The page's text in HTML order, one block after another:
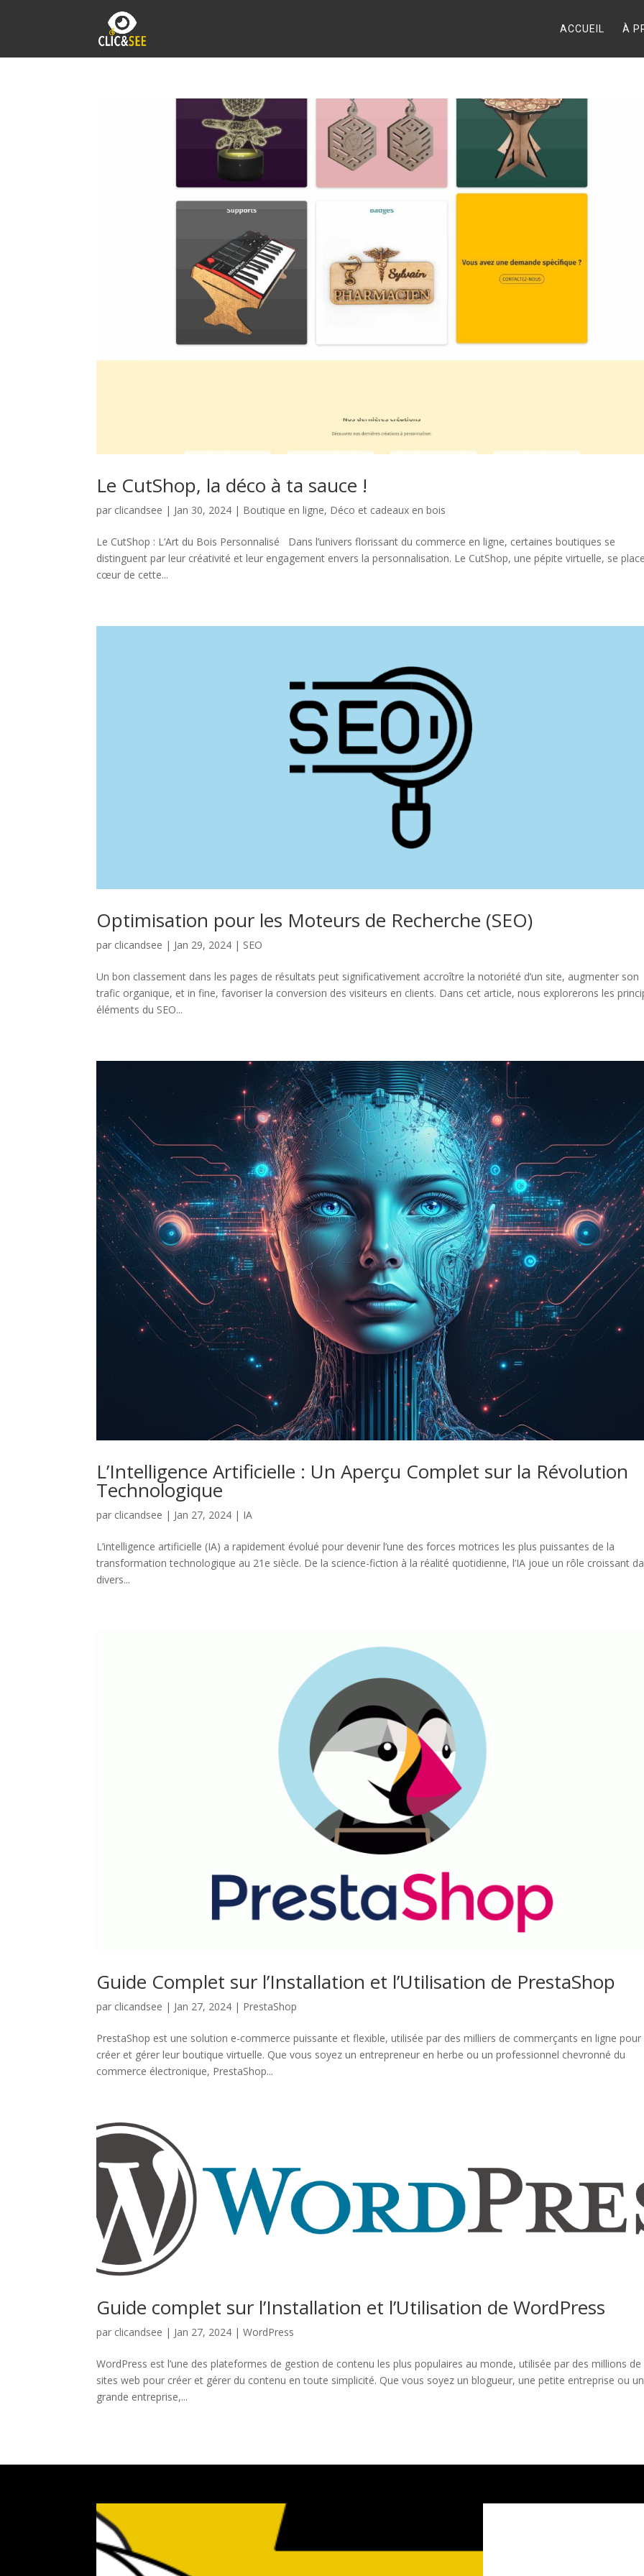
ACCUEIL À
Le CutShop, la déco à ta sauce !
par clicandsee | Jan 30, 2024 | Boutique en ligne, Déco et cadeaux en bois
Le CutShop : L’Art du Bois Personnalisé Dans l’univers florissant du commerce en ligne, certaines boutiques se
distinguent par leur créativité et leur engagement envers la personnalisation. Le CutShop, une pépite virtuelle, se
cœur de cette...
Optimisation pour les Moteurs de Recherche (SEO)
par clicandsee | Jan 29, 2024 | SEO
Un bon classement dans les pages de résultats peut significativement accroître la notoriété d’un site, augmenter son
trafic organique, et in fine, favoriser la conversion des visiteurs en clients. Dans cet article, nous explorerons les
éléments du SEO...
L’Intelligence Artificielle : Un Aperçu Complet sur la Révolution
Technologique
par clicandsee | Jan 27, 2024 | IA
L’intelligence artificielle (IA) a rapidement évolué pour devenir l’une des forces motrices les plus puissantes de la
transformation technologique au 21e siècle. De la science-fiction à la réalité quotidienne, l’IA joue un rôle croissant
divers...
Guide Complet sur l’Installation et l’Utilisation de PrestaShop
par clicandsee | Jan 27, 2024 | PrestaShop
PrestaShop est une solution e-commerce puissante et flexible, utilisée par des milliers de commerçants en ligne pour
créer et gérer leur boutique virtuelle. Que vous soyez un entrepreneur en herbe ou un professionnel chevronné du
commerce électronique, PrestaShop...
Guide complet sur l’Installation et l’Utilisation de WordPress
par clicandsee | Jan 27, 2024 |WordPress
WordPress est l’une des plateformes de gestion de contenu les plus populaires au monde, utilisée par des millions de
sites web pour créer et gérer du contenu en toute simplicité. Que vous soyez un blogueur, une petite entreprise ou
grande entreprise,...